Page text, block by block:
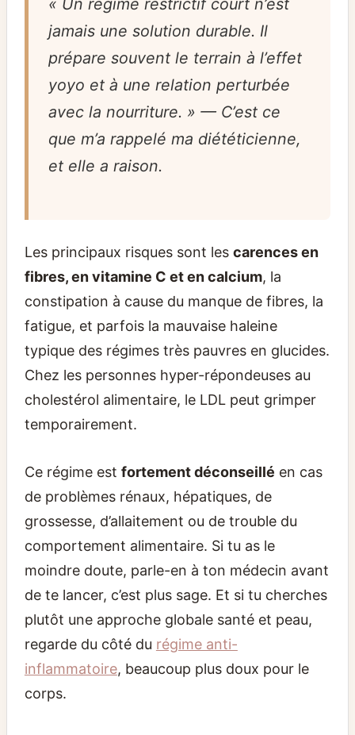
jamais une solution durable. Il
prépare souvent le terrain à l’effet
yoyo et à une relation perturbée
avec la nourriture. » — C’est ce
que m’a rappelé ma diététicienne,
et elle a raison.
Les principaux risques sont les carences en
fibres, en vitamine C et en calcium, la
constipation à cause du manque de fibres, la
fatigue, et parfois la mauvaise haleine
typique des régimes très pauvres en glucides.
Chez les personnes hyper-répondeuses au
cholestérol alimentaire, le LDL peut grimper
temporairement.
Ce régime est fortement déconseillé en cas
de problèmes rénaux, hépatiques, de
grossesse, d’allaitement ou de trouble du
comportement alimentaire. Si tu as le
moindre doute, parle-en à ton médecin avant
de te lancer, c’est plus sage. Et si tu cherches
plutôt une approche globale santé et peau,
regarde du côté du régime anti-
inflammatoire, beaucoup plus doux pour le
corps.